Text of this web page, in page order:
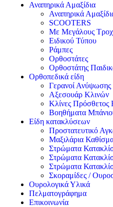
Αναπηρικά Αμαξίδια
Αναπηρικά
SCOOTERS
Με Μεγάλους
Ειδικού Τύπου
Ράμπες
Ορθοστάτες
Ορθοστάτης
Ορθοπεδικά είδη
Γερανοί Ανύψωσης
Αξεσουάρ Κλινών
Κλίνες Πρόσθετος
Βοηθήματα
Είδη κατακλύσεων
Προστατευτικό
Μαξιλάρια
Στρώματα
Στρώματα
Στρώματα
Σκοραμίδες /
Ουρολογικά Υλικά
Πελματογράφημα
Επικοινωνία